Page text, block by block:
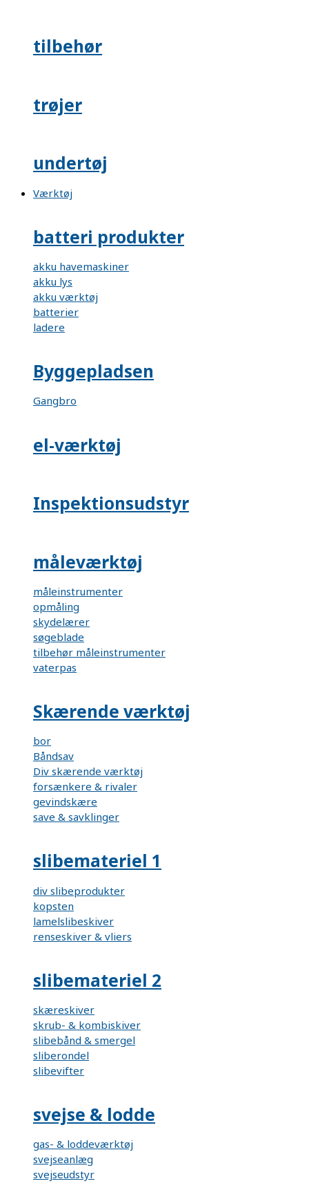
tilbehør
trøjer
undertøj
Værktøj
batteri produkter
akku havemaskiner
akku lys
akku værktøj
batterier
ladere
Byggepladsen
Gangbro
el-værktøj
Inspektionsudstyr
måleværktøj
måleinstrumenter
opmåling
skydelærer
søgeblade
tilbehør måleinstrumenter
vaterpas
Skærende værktøj
bor
Båndsav
Div skærende værktøj
forsænkere & rivaler
gevindskære
save & savklinger
slibemateriel 1
div slibeprodukter
kopsten
lamelslibeskiver
renseskiver & vliers
slibemateriel 2
skæreskiver
skrub- & kombiskiver
slibebånd & smergel
sliberondel
slibevifter
svejse & lodde
gas- & loddeværktøj
svejseanlæg
svejseudstyr